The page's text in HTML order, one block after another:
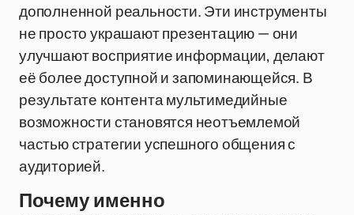
дополненной реальности. Эти инструменты
не просто украшают презентацию — они
улучшают восприятие информации, делают
её более доступной и запоминающейся. В
результате контента мультимедийные
возможности становятся неотъемлемой
частью стратегии успешного общения с
аудиторией.
Почему именно